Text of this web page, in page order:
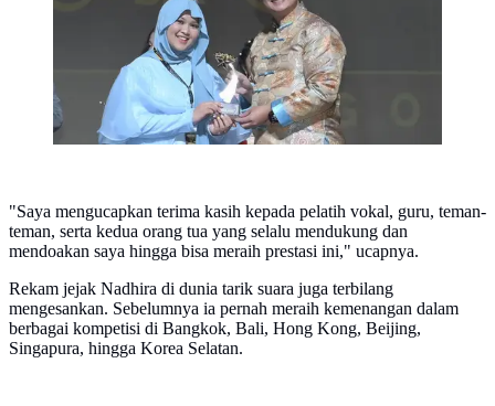
"Saya mengucapkan terima kasih kepada pelatih vokal, guru, teman-
teman, serta kedua orang tua yang selalu mendukung dan
mendoakan saya hingga bisa meraih prestasi ini," ucapnya.
Rekam jejak Nadhira di dunia tarik suara juga terbilang
mengesankan. Sebelumnya ia pernah meraih kemenangan dalam
berbagai kompetisi di Bangkok, Bali, Hong Kong, Beijing,
Singapura, hingga Korea Selatan.